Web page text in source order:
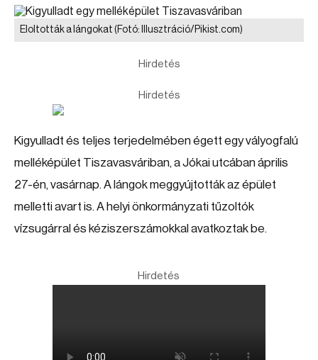
Eloltották a lángokat (Fotó: Illusztráció/Pikist.com)
Hirdetés
Hirdetés
Kigyulladt és teljes terjedelmében égett egy vályogfalú
melléképület Tiszavasváriban, a Jókai utcában április
27-én, vasárnap. A lángok meggyújtották az épület
melletti avart is. A helyi önkormányzati tűzoltók
vízsugárral és kéziszerszámokkal avatkoztak be.
Hirdetés